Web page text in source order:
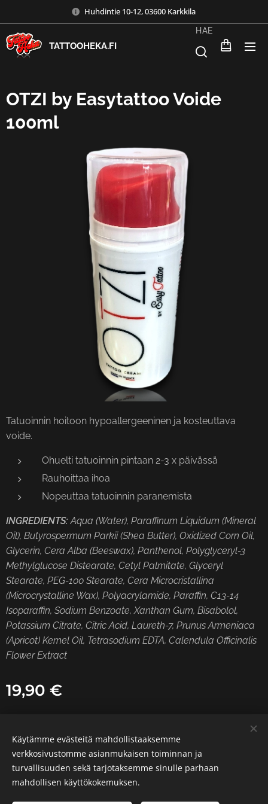
Huhdintie 10-12, 03600 Karkkila
TATTOOHEKA.FI
HAE
OTZI by Easytattoo Voide
100ml
Tatuoinnin hoitoon hypoallergeeninen ja kosteuttava
voide.
Ohuelti tatuoinnin pintaan 2-3 x päivässä
Rauhoittaa ihoa
Nopeuttaa tatuoinnin paranemista
INGREDIENTS: Aqua (Water), Paraffinum Liquidum (Mineral
Oil), Butyrospermum Parkii (Shea Butter), Oxidized Corn Oil,
Glycerin, Cera Alba (Beeswax), Panthenol, Polyglyceryl-3
Methylglucose Distearate, Cetyl Palmitate, Glyceryl
Stearate, PEG-100 Stearate, Cera Microcristallina
(Microcrystalline Wax), Polyacrylamide, Paraffin, C13-14
Isoparaffin, Sodium Benzoate, Xanthan Gum, Bisabolol,
Potassium Citrate, Citric Acid, Laureth-7, Prunus Armeniaca
(Apricot) Kernel Oil, Tetrasodium EDTA, Calendula Officinalis
Flower Extract
19,90 €
LuotuWebnodella Evästeet
Käytämme evästeitä mahdollistaaksemme
verkkosivustomme asianmukaisen toiminnan ja
turvallisuuden sekä tarjotaksemme sinulle parhaan
mahdollisen käyttökokemuksen.